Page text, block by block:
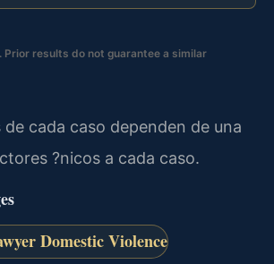
results do not guarantee a similar
cada caso dependen de una
?nicos a cada caso.
Domestic Violence